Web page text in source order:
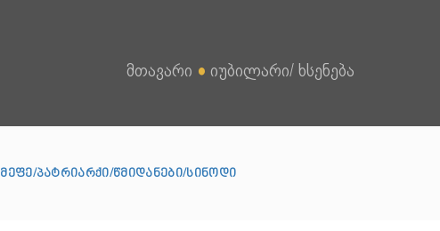
მთავარი ● იუბილარი/ ხსენება
მეფე/პატრიარქი/წმიდანები/სინოდი